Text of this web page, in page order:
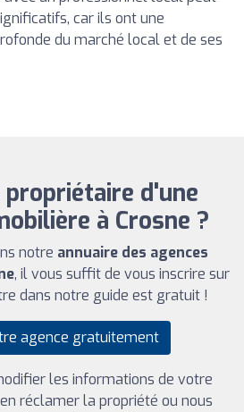
car ils ont une
du marché local et de ses
d'une
à Crosne ?
notre annuaire des agences
, il vous suffit de vous inscrire sur
dans notre guide est gratuit !
agence gratuitement
les informations de votre
réclamer la propriété ou nous